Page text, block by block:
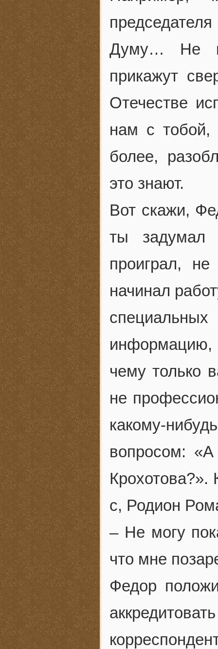
Думу… Не
прикажут
Отечестве
нам с
более,
это знают.
Вот скажи,
ты задумал
проиграл,
начинал
чему только
не
какому-
вопросом:
Крохотова?».
с, Родион
– Не могу
что мне
Федор